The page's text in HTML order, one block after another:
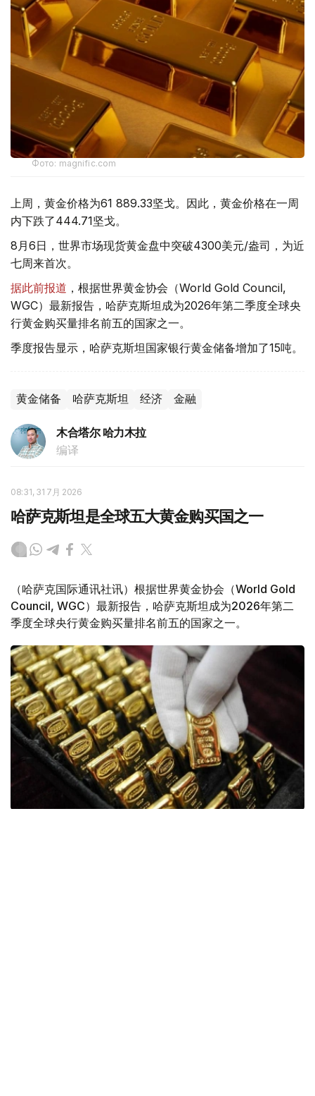
Фото: magnific.com
上周，黄金价格为61 889.33坚戈。因此，黄金价格在一周
内下跌了444.71坚戈。
8月6日，世界市场现货黄金盘中突破4300美元/盎司，为近
七周来首次。
据此前报道 ，根据世界黄金协会（World Gold Council,
WGC）最新报告，哈萨克斯坦成为2026年第二季度全球央
行黄金购买量排名前五的国家之一。
季度报告显示，哈萨克斯坦国家银行黄金储备增加了15吨。
黄金储备 哈萨克斯坦 经济 金融
木合塔尔 哈力木拉
编译
08:31, 31 7月 2026
哈萨克斯坦是全球五大黄金购买国之一
（哈萨克国际通讯社讯）根据世界黄金协会（World Gold
Council, WGC）最新报告，哈萨克斯坦成为2026年第二
季度全球央行黄金购买量排名前五的国家之一。